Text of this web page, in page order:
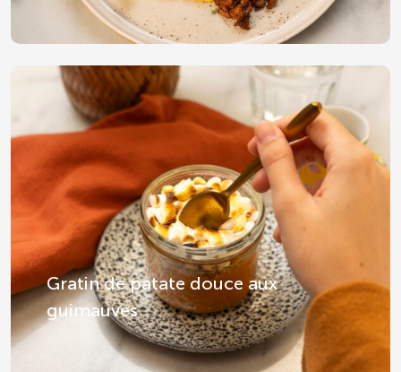
Gratin de patate douce aux
guimauves